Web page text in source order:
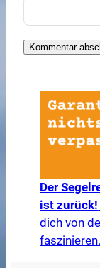
Der
ist zurück!
dich von
faszinieren.